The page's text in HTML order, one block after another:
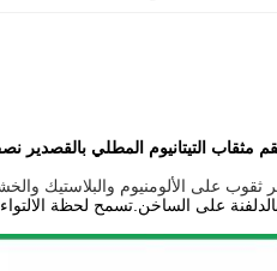
على الساخن.تسمح لحظة الالتواء